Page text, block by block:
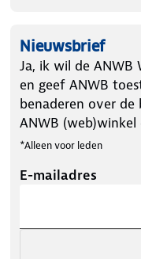
Nieuwsbrief
Ja, ik wil de
en geef ANWB
benaderen over
ANWB
*Alleen voor leden
E-mailadres